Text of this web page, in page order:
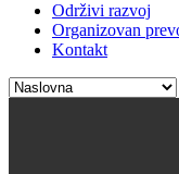
Održivi razvoj
Organizovan
Kontakt